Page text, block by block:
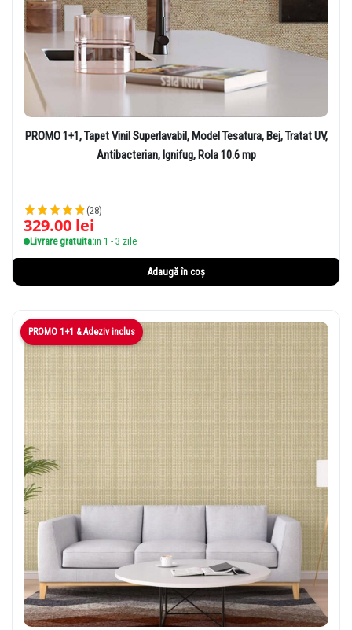
PROMO 1+1, Tapet Vinil Superlavabil, Model Tesatura, Bej, Tratat UV,
Antibacterian, Ignifug, Rola 10.6 mp
(28)
329.00 lei
Livrare gratuita:in 1 - 3 zile
Adaugă în coș
PROMO 1+1 & Adeziv inclus